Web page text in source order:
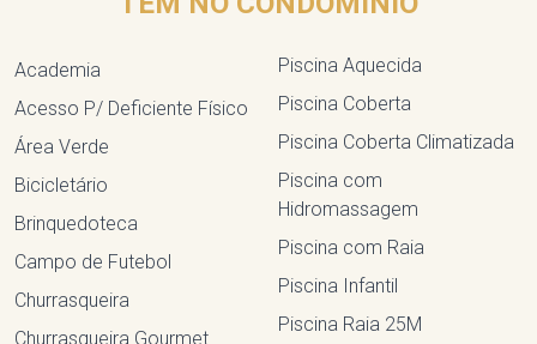
Academia
Acesso P/ Deficiente Físico
Área Verde
Bicicletário
Brinquedoteca
Campo de Futebol
Churrasqueira
Churrasqueira Gourmet
Piscina Aquecida
Piscina Coberta
Piscina Coberta Climatizada
Piscina com
Hidromassagem
Piscina com Raia
Piscina Infantil
Piscina Raia 25M